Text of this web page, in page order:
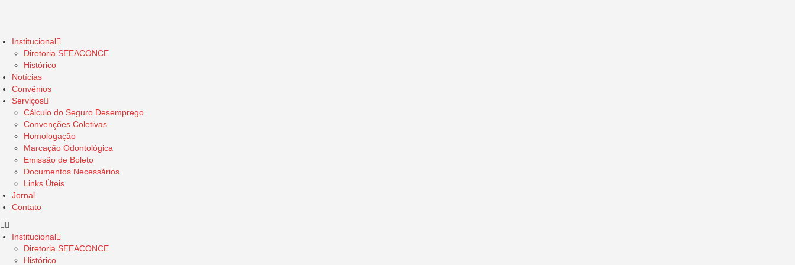
Institucional
Diretoria SEEACONCE
Histórico
Notícias
Convênios
Serviços
Cálculo do Seguro Desemprego
Convenções Coletivas
Homologação
Marcação Odontológica
Emissão de Boleto
Documentos Necessários
Links Úteis
Jornal
Contato
Institucional
Diretoria SEEACONCE
Histórico